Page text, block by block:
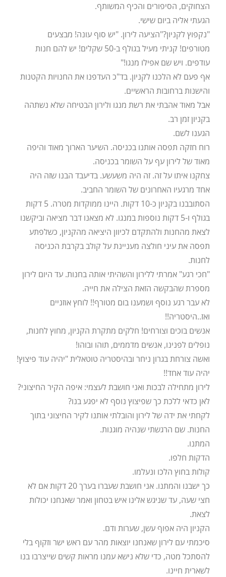
הצחוקים, הסיפורים והכיף המשותף.
הגעתי אליה ביום שישי.
"נקפוץ לקניון?"הציעה לירון. "יש סוף עונה! מבצעים
מטורפים! קניתי מעיל בגולף ב-50 שקלים! יש להם חנות
עודפים. ויש שם אפילו מנגו!"
אף פעם לא הלכנו לקניון. בד"כ העדפנו את החנויות הקטנות
והישנות ברחובות הראשיים.
אבל מאוד אהבתי את רשת מנגו ולירון הבטיחה שלא נשתהה
בקניון זמן רב.
הגענו לשם.
רוח חזקה תפסה אותנו בכניסה. השיער הארוך מאוד והיפה
מאוד של לירון עף על השומר בכניסה.
צחקנו איתו על זה. זה היה משעשע. בדיעבד הבנו שזה היה
אחד מרגעיו האחרונים של השומר החביב.
הסתובבנו בקניון כ-10 דקות. היינו ממוקדות מטרה. 5 דקות
בגולף ו-5 דקות נוספות במנגו. לא מצאנו דבר מציאה וביקשנו
לצאת מהחנות ולהתקדם לכיוון היציאה מהקניון, כשלפתע
תפסה את עיני חולצה מעניינת על קולב בקרבת הכניסה
לחנות.
"חכי רגע" אמרתי ללירון והשהיתי אותה בחנות. עד היום לירון
מספרת שהבקשה הזאת הצילה את חייה.
לא עבר רגע נוסף ושמענו בום מטורף!! לוחץ אוזניים
ואז..היסטריה!!
אנשים בוכים וצורחים! חלקים מתקרת הקניון, מחוץ לחנות,
נופלים לפנינו, אנשים מדממים, תוהו ובוהו!
ואשה צורחת בגרון ניחר ובהיסטריה טוטאלית "יהיה עוד פיצוץ!
יהיה עוד אחד!!
לירון מתחילה לבכות ואני חושבת לעצמי: איפה הקיר החיצוני?
לאן כדאי ללכת כך שפיצוץ נוסף לא יפגע בנו?
לקחתי את ידה של לירון והובלתי אותנו לקיר החיצוני בתוך
החנות. שם הרגשתי שנהיה מוגנות.
המתנו.
הדקות חלפו.
קולות בחוץ הלכו ונעלמו.
כך ישבנו והמתנו. אני חושבת שעברו בערך 20 דקות אם לא
חצי שעה, עד שניגש אלינו איש בטחון ואמר שאנחנו יכולות
לצאת.
הקניון היה אפוף עשן, שערות ודם.
סיכמתי עם לירון שאנחנו יוצאות מהר עם ראש ישר וזקוף בלי
להסתכל מטה, כדי שלא נישא עמנו מראות קשים שייצרבו בנו
לשארית חיינו.